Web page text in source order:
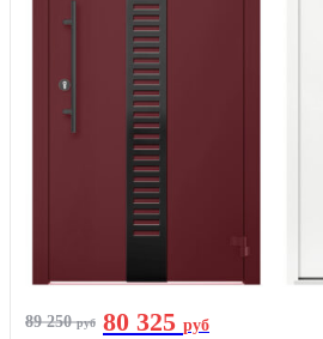
89 250руб 80 325 руб